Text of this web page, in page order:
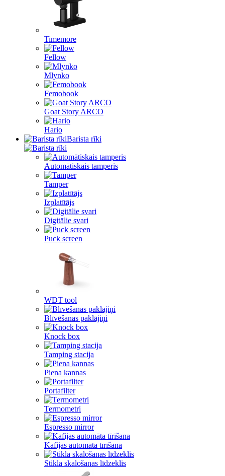
Timemore
Fellow
Mlynko
Femobook
Goat Story ARCO
Hario
Barista rīki
Automātiskais tamperis
Tamper
Izplatītājs
Digitālie svari
Puck screen
WDT tool
Blīvēšanas paklājiņi
Knock box
Tamping stacija
Piena kannas
Portafilter
Termometri
Espresso mirror
Kafijas automāta tīrīšana
Stikla skalošanas līdzeklis